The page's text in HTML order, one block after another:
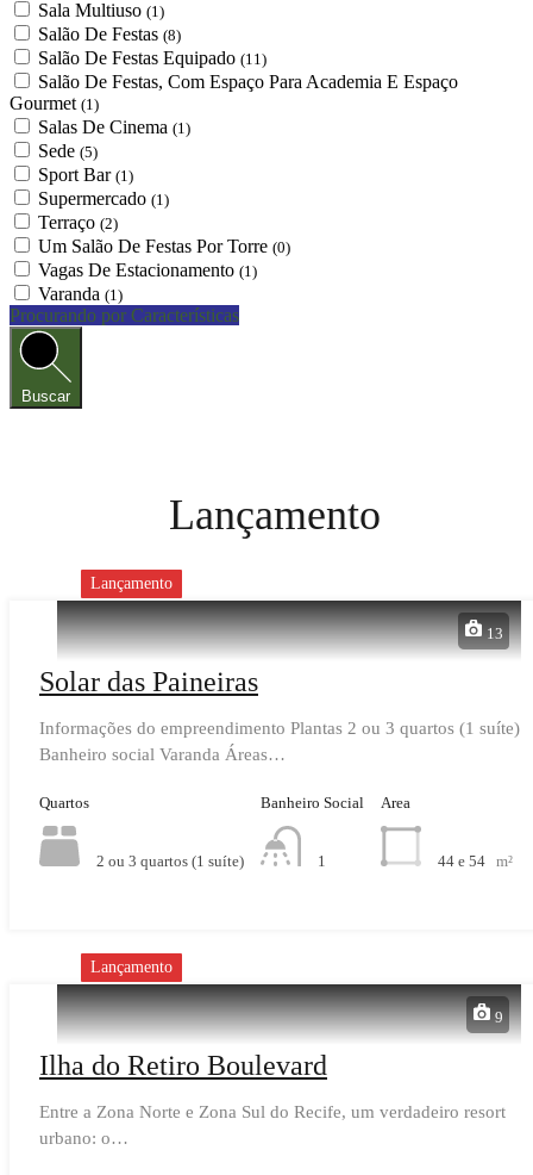
Sala Multiuso (1)
Salão De Festas (8)
Salão De Festas Equipado (11)
Salão De Festas, Com Espaço Para Academia E Espaço
Gourmet (1)
Salas De Cinema (1)
Sede (5)
Sport Bar (1)
Supermercado (1)
Terraço (2)
Um Salão De Festas Por Torre (0)
Vagas De Estacionamento (1)
Varanda (1)
Procurando por Características
Buscar
Lançamento
13
Lançamento
Solar das Paineiras
Informações do empreendimento Plantas 2 ou 3 quartos (1 suíte)
Banheiro social Varanda Áreas…
Quartos
2 ou 3 quartos (1 suíte)
Banheiro Social
1
Area
44 e 54 m²
9
Lançamento
Ilha do Retiro Boulevard
Entre a Zona Norte e Zona Sul do Recife, um verdadeiro resort
urbano: o…